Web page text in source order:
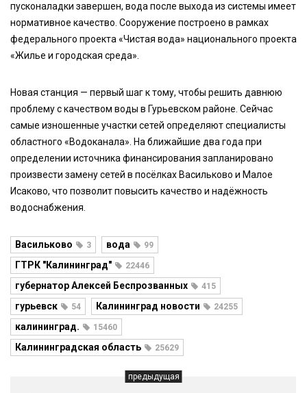
пусконаладки завершен, вода после выхода из системы имеет
нормативное качество. Сооружение построено в рамках
федерального проекта «Чистая вода» национального проекта
«Жилье и городская среда».
Новая станция — первый шаг к тому, чтобы решить давнюю
проблему с качеством воды в Гурьевском районе. Сейчас
самые изношенные участки сетей определяют специалисты
областного «Водоканала». На ближайшие два года при
определении источника финансирования запланировано
произвести замену сетей в посёлках Васильково и Малое
Исаково, что позволит повысить качество и надёжность
водоснабжения.
Васильково 3 вода 99
ГТРК "Калининград" 22446
губернатор Алексей Беспрозванных 415
гурьевск 54 Калининград новости 24255
калининград. 15460
Калининградская область 25629
предыдущая